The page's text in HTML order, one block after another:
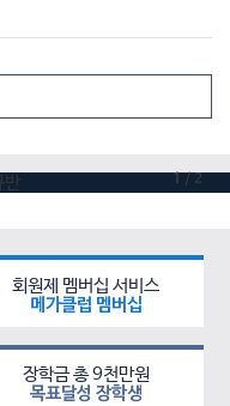
1 / 2
회원제 멤버십 서비스
메가클럽 멤버십
장학금 총 9천만원
목표달성 장학생